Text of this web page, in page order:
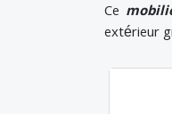
Ce
extérieur